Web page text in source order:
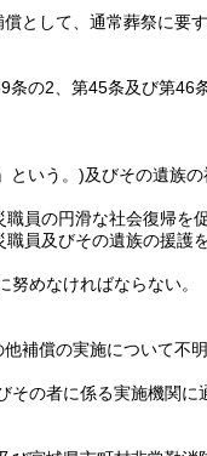
として、通常葬祭に要
条の2、第45条及び第46
という。)及びその遺族
員の円滑な社会復帰を
員及びその遺族の援護
めなければならない。
補償の実施について不
の者に係る実施機関に